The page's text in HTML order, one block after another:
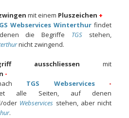
mit einem Pluszeichen +
Webservices Winterthur findet
die Begriffe TGS stehen,
nicht zwingend.
ausschliessen mit
-
TGS Webservices
-
alle Seiten, auf denen
Webservices stehen, aber nicht
.